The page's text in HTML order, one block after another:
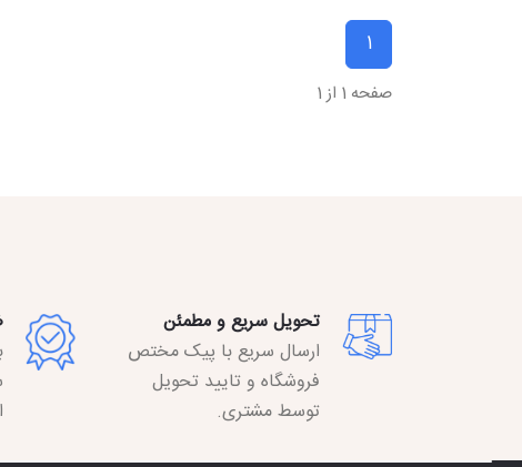
1
صفحه 1 از 1
تحویل سریع و مطمئن
ارسال سریع با پیک مختص
فروشگاه و تایید تحویل
توسط مشتری.